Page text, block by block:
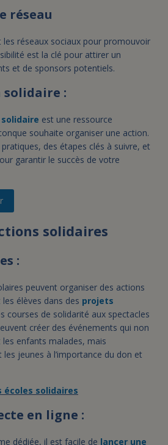
réseau
réseaux sociaux pour promouvoir
est la clé pour attirer un
et de sponsors potentiels.
solidaire :
est une ressource
souhaite organiser une action.
des étapes clés à suivre, et
garantir le succès de votre
solidaires
:
peuvent organiser des actions
élèves dans des projets
courses de solidarité aux spectacles
créer des événements qui non
enfants malades, mais
jeunes à l’importance du don et
écoles solidaires
en ligne :
dédiée, il est facile de lancer une